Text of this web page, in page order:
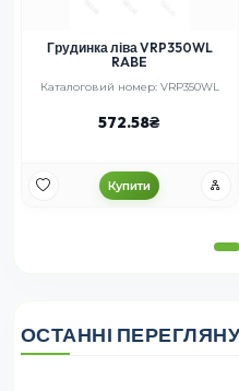
Грудинка ліва VRP350WL
RABE
Каталоговий номер: VRP350WL
572.58
Купити
ОСТАННІ